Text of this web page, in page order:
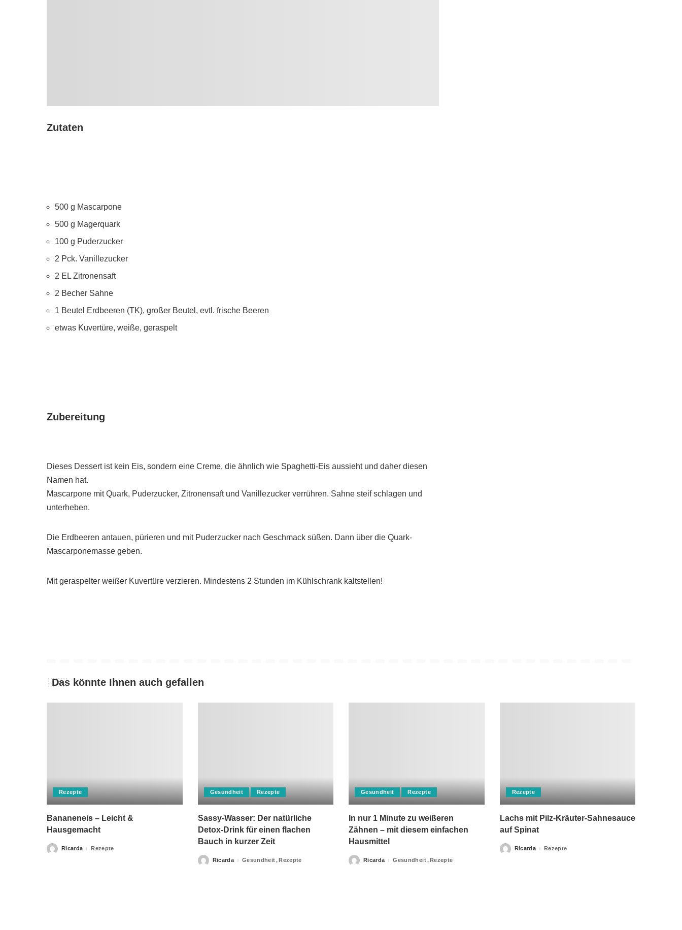
Zutaten
500 g Mascarpone
500 g Magerquark
100 g Puderzucker
2 Pck. Vanillezucker
2 EL Zitronensaft
2 Becher Sahne
1 Beutel Erdbeeren (TK), großer Beutel, evtl. frische Beeren
etwas Kuvertüre, weiße, geraspelt
Zubereitung
Dieses Dessert ist kein Eis, sondern eine Creme, die ähnlich wie Spaghetti-Eis aussieht und daher diesen
Namen hat.
Mascarpone mit Quark, Puderzucker, Zitronensaft und Vanillezucker verrühren. Sahne steif schlagen und
unterheben.
Die Erdbeeren antauen, pürieren und mit Puderzucker nach Geschmack süßen. Dann über die Quark-
Mascarponemasse geben.
Mit geraspelter weißer Kuvertüre verzieren. Mindestens 2 Stunden im Kühlschrank kaltstellen!
Das könnte Ihnen auch gefallen
Rezepte
Bananeneis – Leicht &
Hausgemacht
PostedRicarda Rezepte
Gesundheit Rezepte
Sassy-Wasser: Der natürliche
Detox-Drink für einen flachen
Bauch in kurzer Zeit
PostedRicarda Gesundheit Rezepte
Gesundheit Rezepte
In nur 1 Minute zu weißeren
Zähnen – mit diesem einfachen
Hausmittel
PostedRicarda Gesundheit Rezepte
Rezepte
Lachs mit Pilz-Kräuter-Sahnesauce
auf Spinat
PostedRicarda Rezepte